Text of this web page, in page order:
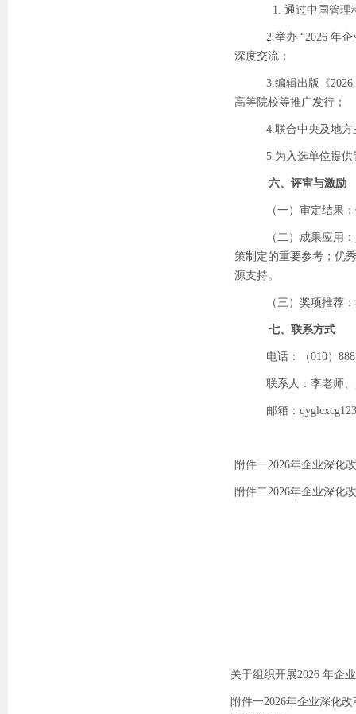
1. 通过中国管理
2.举办 “2026 年企
深度交流；
3.编辑出版《2026
高等院校等推广发行；
4.联合中央及地
5.为入选单位提
六、评审与激励
（一）审定结果
（二）成果应用
策制定的重要参考；优
源支持。
（三）奖项推荐
七、联系方式
电话：（010）
联系人：李老师
邮箱：
附件一2026年企业深化
附件二2026年企业深化
关于组织开展2026 年企
附件一2026年企业深化